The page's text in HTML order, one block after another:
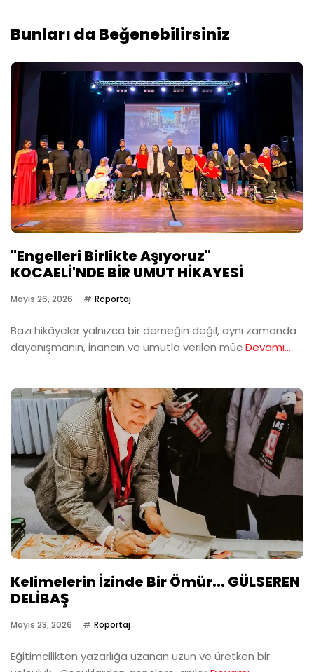
Bunları da Beğenebilirsiniz
"Engelleri Birlikte Aşıyoruz"
KOCAELİ'NDE BİR UMUT HİKAYESİ
Mayıs 26, 2026 Röportaj
Bazı hikâyeler yalnızca bir derneğin değil, aynı zamanda
dayanışmanın, inancın ve umutla verilen mücDevamı...
Kelimelerin İzinde Bir Ömür... GÜLSEREN
DELİBAŞ
Mayıs 23, 2026 Röportaj
Eğitimcilikten yazarlığa uzanan uzun ve üretken bir